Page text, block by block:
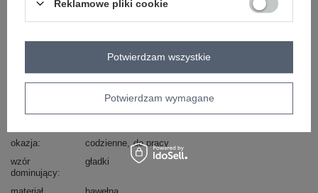
sposób prania: pranie w pralce w 30°C
okazja
codzienne do pracy
wzór
dominujący
gładki
Reklamowe pliki cookie
Potwierdzam wymagane
Potwierdzam wszystkie